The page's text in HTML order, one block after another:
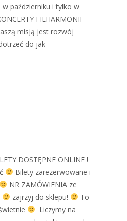
październiku i tylko w
FILHARMONII
misją jest rozwój
do jak
DOSTĘPNE ONLINE !
Bilety zarezerwowane i
NR ZAMÓWIENIA ze
zajrzyj do sklepu!
To
Liczymy na